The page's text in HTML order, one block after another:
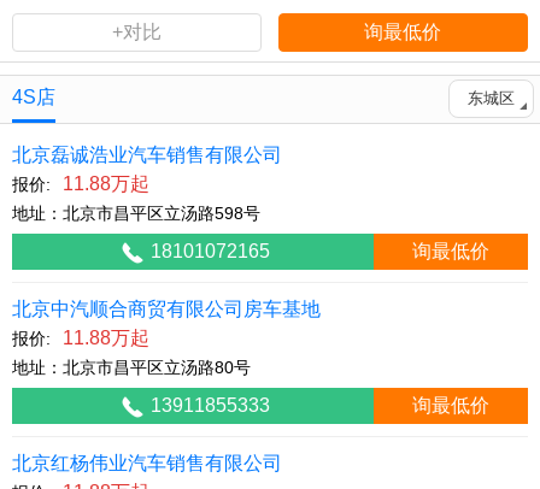
+对比 询最低价
4S店 东城区
北京磊诚浩业汽车销售有限公司
报价: 11.88万起
地址：北京市昌平区立汤路598号
18101072165 询最低价
北京中汽顺合商贸有限公司房车基地
报价: 11.88万起
地址：北京市昌平区立汤路80号
13911855333 询最低价
北京红杨伟业汽车销售有限公司